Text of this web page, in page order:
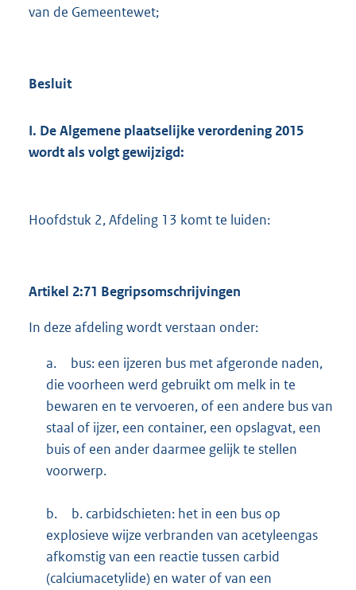
van de Gemeentewet;
Besluit
I. De Algemene plaatselijke verordening 2015
wordt als volgt gewijzigd:
Hoofdstuk 2, Afdeling 13 komt te luiden:
Artikel 2:71 Begripsomschrijvingen
In deze afdeling wordt verstaan onder:
a.
bus: een ijzeren bus met afgeronde naden,
die voorheen werd gebruikt om melk in te
bewaren en te vervoeren, of een andere bus van
staal of ijzer, een container, een opslagvat, een
buis of een ander daarmee gelijk te stellen
voorwerp.
b.
b. carbidschieten: het in een bus op
explosieve wijze verbranden van acetyleengas
afkomstig van een reactie tussen carbid
(calciumacetylide) en water of van een